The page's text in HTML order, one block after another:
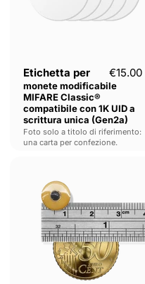
1K
UID
(Gen2a)
Etichetta per €15.00
monete modificabile
MIFARE Classic®
compatibile con 1K UID a
scrittura unica (Gen2a)
Foto solo a titolo di riferimento:
una carta per confezione.
UID
Modificabile
(Gen2)
-
Tag
FPC
di